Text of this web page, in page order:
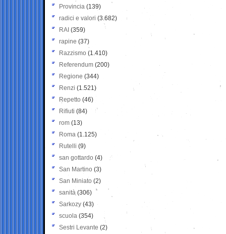
Provincia (139)
radici e valori (3.682)
RAI (359)
rapine (37)
Razzismo (1.410)
Referendum (200)
Regione (344)
Renzi (1.521)
Repetto (46)
Rifiuti (84)
rom (13)
Roma (1.125)
Rutelli (9)
san gottardo (4)
San Martino (3)
San Miniato (2)
sanità (306)
Sarkozy (43)
scuola (354)
Sestri Levante (2)